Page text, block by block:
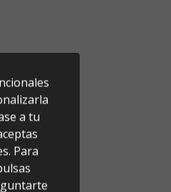
a tu
Para